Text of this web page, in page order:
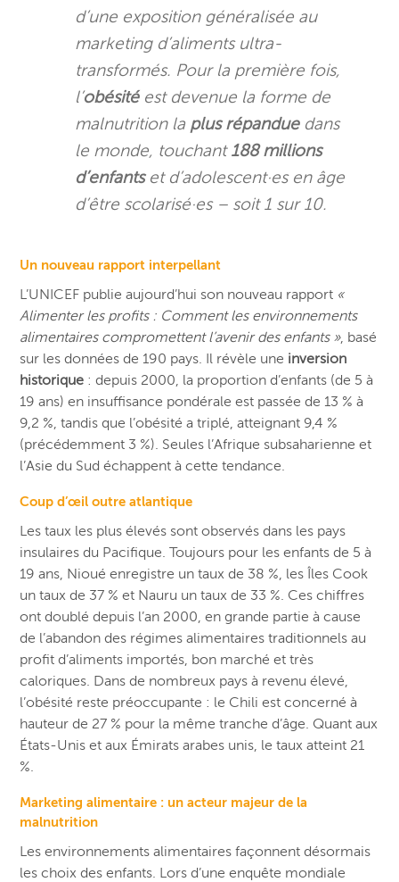
d’une exposition généralisée au
marketing d’aliments ultra-
transformés. Pour la première fois,
l’obésité est devenue la forme de
malnutrition la plus répandue dans
le monde, touchant188 millions
d’enfantset d’adolescent·es en âge
d’être scolarisé·es – soit 1 sur 10.
Un nouveau rapport interpellant
L’UNICEF publie aujourd’hui son nouveau rapport «
Alimenter les profits : Comment les environnements
alimentaires compromettent l’avenir des enfants », basé
sur les données de 190 pays. Il révèle une inversion
historique : depuis 2000, la proportion d’enfants (de 5 à
19 ans) en insuffisance pondérale est passée de 13 % à
9,2 %, tandis que l’obésité a triplé, atteignant 9,4 %
(précédemment 3 %). Seules l’Afrique subsaharienne et
l’Asie du Sud échappent à cette tendance.
Coup d’œil outre atlantique
Les taux les plus élevés sont observés dans les pays
insulaires du Pacifique. Toujours pour les enfants de 5 à
19 ans, Nioué enregistre un taux de 38 %, les Îles Cook
un taux de 37 % et Nauru un taux de 33 %. Ces chiffres
ont doublé depuis l’an 2000, en grande partie à cause
de l’abandon des régimes alimentaires traditionnels au
profit d’aliments importés, bon marché et très
caloriques. Dans de nombreux pays à revenu élevé,
l’obésité reste préoccupante : le Chili est concerné à
hauteur de 27 % pour la même tranche d’âge. Quant aux
États-Unis et aux Émirats arabes unis, le taux atteint 21
%.
Marketing alimentaire : un acteur majeur de la
malnutrition
Les environnements alimentaires façonnent désormais
les choix des enfants. Lors d’une enquête mondiale